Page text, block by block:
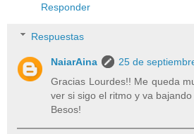
Responder
Respuestas
NaiarAina
25 de
Gracias Lourdes!! Me queda
ver si sigo el ritmo y va bajando
Besos!